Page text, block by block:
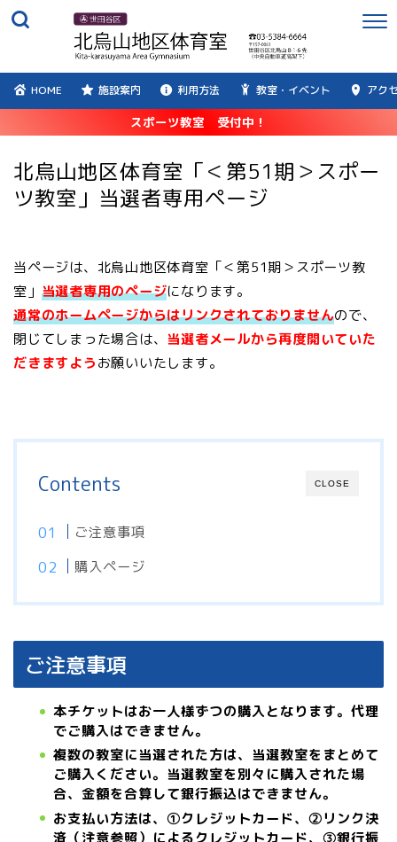
HOME 施設案内 利用方法 教室・イベント アク
スポーツ教室 受付中！
北烏山地区体育室「＜第51期＞スポー
ツ教室」当選者専用ページ
当ページは、北烏山地区体育室「＜第51期＞スポーツ教
室」 当選者専用のページになります。
通常のホームページからはリンクされておりませんので、
閉じてしまった場合は、 当選者メールから再度開いていた
だきますようお願いいたします。
CLOSE
Contents
ご注意事項
購入ページ
ご注意事項
本チケットはお一人様ずつの購入となります。代理
でご購入はできません。
複数の教室に当選された方は、当選教室をまとめて
ご購入ください。当選教室を別々に購入された場
合、金額を合算して銀行振込はできません。
お支払い方法は、①クレジットカード、②リンク決
済（注意参照） によるクレジットカード、③銀行振